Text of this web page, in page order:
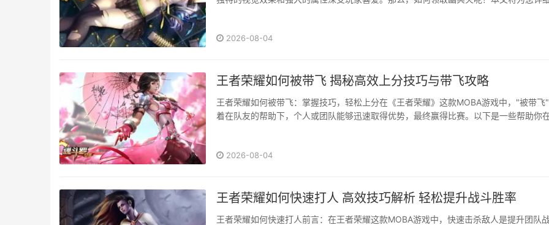
2026-08-04
王者荣耀如何被带飞 揭秘高效上分技巧与带飞攻略
王者荣耀如何被带飞：掌握技巧，轻松上分在《王者荣耀》这款MOBA游戏中，"被带飞
着在队友的帮助下，个人或团队能够迅速取得优势，最终赢得比赛。以下是一些帮助你
够让你在游戏中更加得心应手。以···
2026-08-04
王者荣耀如何快速打人 高效技巧解析 轻松提升战斗胜率
王者荣耀如何快速打人前言：在王者荣耀这款MOBA游戏中，快速击杀敌人是提升团队